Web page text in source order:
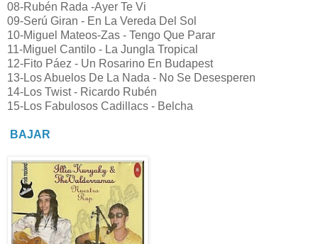
08-Rubén Rada -Ayer Te Vi
09-Serú Giran - En La Vereda Del Sol
10-Miguel Mateos-Zas - Tengo Que Parar
11-Miguel Cantilo - La Jungla Tropical
12-Fito Páez - Un Rosarino En Budapest
13-Los Abuelos De La Nada - No Se Desesperen
14-Los Twist - Ricardo Rubén
15-Los Fabulosos Cadillacs - Belcha
BAJAR